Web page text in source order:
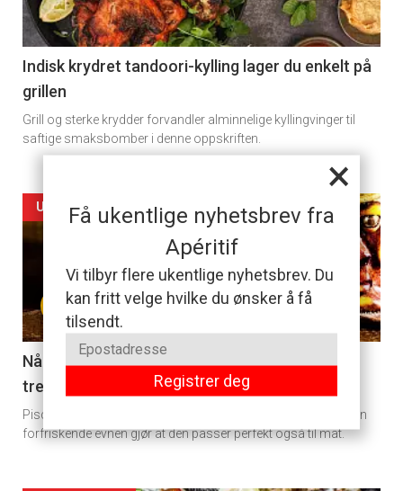
×
Få ukentlige nyhetsbrev fra
Apéritif
Vi tilbyr flere ukentlige nyhetsbrev. Du
kan fritt velge hvilke du ønsker å få
tilsendt.
Registrer deg
section
11
Indisk krydret tandoori-kylling lager du enkelt på
grillen
Grill og sterke krydder forvandler alminnelige kyllingvinger til
saftige smaksbomber i denne oppskriften.
Artikler
detail
section
11
Dagens
rett
+
UKENS DRINK
Når du er lei gin tonic, er en pisco sour det du
trenger
Pisco sour er som navnet antyder en svært frisk drink, og den
forfriskende evnen gjør at den passer perfekt også til mat.